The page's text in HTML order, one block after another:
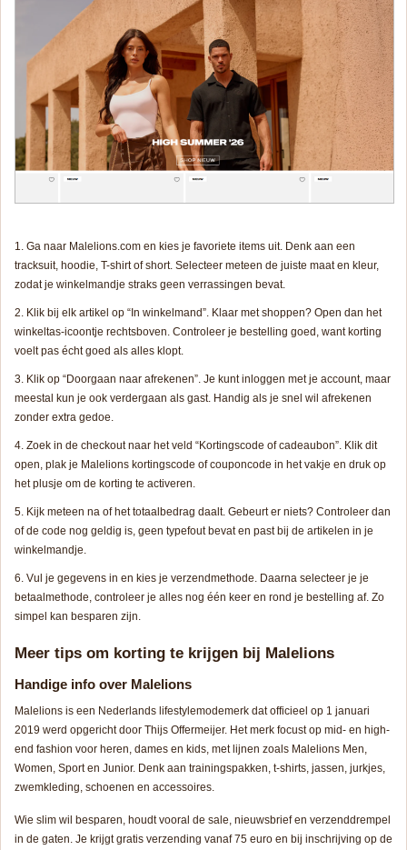
Ga naar Malelions.com en kies je favoriete items uit. Denk aan een
tracksuit, hoodie, T-shirt of short. Selecteer meteen de juiste maat en kleur,
zodat je winkelmandje straks geen verrassingen bevat.
Klik bij elk artikel op “In winkelmand”. Klaar met shoppen? Open dan het
winkeltas-icoontje rechtsboven. Controleer je bestelling goed, want korting
voelt pas écht goed als alles klopt.
Klik op “Doorgaan naar afrekenen”. Je kunt inloggen met je account, maar
meestal kun je ook verdergaan als gast. Handig als je snel wil afrekenen
zonder extra gedoe.
Zoek in de checkout naar het veld “Kortingscode of cadeaubon”. Klik dit
open, plak je Malelions kortingscode of couponcode in het vakje en druk op
het plusje om de korting te activeren.
Kijk meteen na of het totaalbedrag daalt. Gebeurt er niets? Controleer dan
of de code nog geldig is, geen typefout bevat en past bij de artikelen in je
winkelmandje.
Vul je gegevens in en kies je verzendmethode. Daarna selecteer je je
betaalmethode, controleer je alles nog één keer en rond je bestelling af. Zo
simpel kan besparen zijn.
Meer tips om korting te krijgen bij Malelions
Handige info over Malelions
Malelions is een Nederlands lifestylemodemerk dat officieel op 1 januari
2019 werd opgericht door Thijs Offermeijer. Het merk focust op mid- en high-
end fashion voor heren, dames en kids, met lijnen zoals Malelions Men,
Women, Sport en Junior. Denk aan trainingspakken, t-shirts, jassen, jurkjes,
zwemkleding, schoenen en accessoires.
Wie slim wil besparen, houdt vooral de sale, nieuwsbrief en verzenddrempel
in de gaten. Je krijgt gratis verzending vanaf 75 euro en bij inschrijving op de